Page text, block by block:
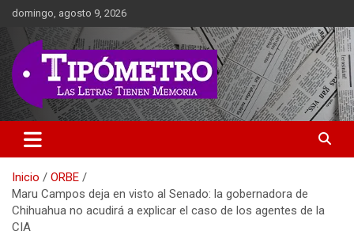
Saltar
contenido
domingo, agosto 9, 2026
Tipometro
Las Letras Tienen Memoria
Inicio
ORBE
Maru Campos deja en visto al Senado: la gobernadora de
Chihuahua no acudirá a explicar el caso de los agentes de la
CIA